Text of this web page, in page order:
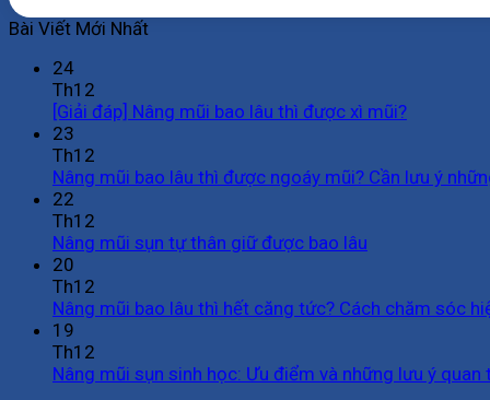
Bài Viết Mới Nhất
24
Th12
[Giải đáp] Nâng mũi bao lâu thì được xì mũi?
23
Th12
Nâng mũi bao lâu thì được ngoáy mũi? Cần lưu ý
22
Th12
Nâng mũi sụn tự thân giữ được bao lâu
20
Th12
Nâng mũi bao lâu thì hết căng tức? Cách chăm sóc
19
Th12
Nâng mũi sụn sinh học: Ưu điểm và những lưu ý quan